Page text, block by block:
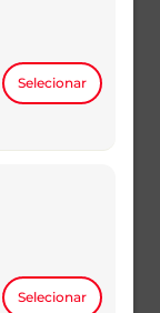
Selecionar
Selecionar